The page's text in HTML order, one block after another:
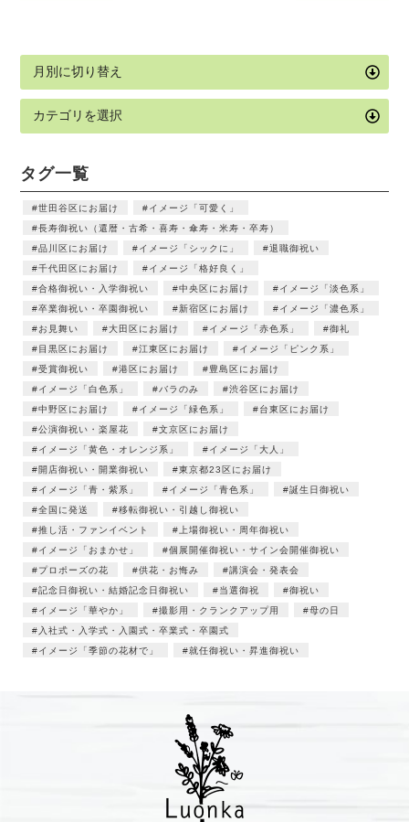
タグ一覧
世田谷区にお届け
イメージ「可愛く」
長寿御祝い（還暦・古希・喜寿・傘寿・米寿・卒寿）
品川区にお届け
イメージ「シックに」
退職御祝い
千代田区にお届け
イメージ「格好良く」
合格御祝い・入学御祝い
中央区にお届け
イメージ「淡色系」
卒業御祝い・卒園御祝い
新宿区にお届け
イメージ「濃色系」
お見舞い
大田区にお届け イメージ「赤色系」
御礼
目黒区にお届け
江東区にお届け
イメージ「ピンク系」
受賞御祝い
港区にお届け
豊島区にお届け
イメージ「白色系」
バラのみ
渋谷区にお届け
中野区にお届け
イメージ「緑色系」
台東区にお届け
公演御祝い・楽屋花
文京区にお届け
イメージ「黄色・オレンジ系」
イメージ「大人」
開店御祝い・開業御祝い
東京都23区にお届け
イメージ「青・紫系」
イメージ「青色系」
誕生日御祝い
全国に発送
移転御祝い・引越し御祝い
推し活・ファンイベント
上場御祝い・周年御祝い
イメージ「おまかせ」
個展開催御祝い・サイン会開催御祝い
プロポーズの花
供花・お悔み
講演会・発表会
記念日御祝い・結婚記念日御祝い
当選御祝
御祝い
イメージ「華やか」
撮影用・クランクアップ用
母の日
入社式・入学式・入園式・卒業式・卒園式
イメージ「季節の花材で」
就任御祝い・昇進御祝い